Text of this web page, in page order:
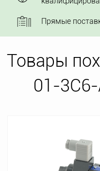
Прямые
Товары
01-